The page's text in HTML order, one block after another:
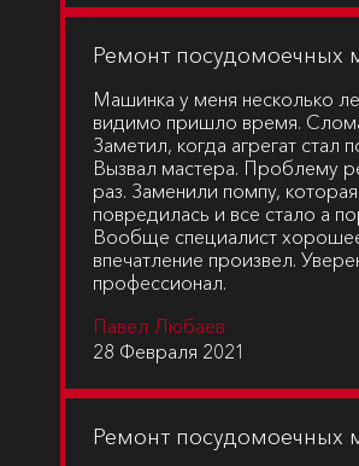
Ремонт посудомоечных
Машинка у меня несколько
видимо пришло время.
Заметил, когда агрегат стал
Вызвал мастера. Проблему
раз. Заменили помпу,
повредилась и все стало а
Вообще специалист
впечатление произвел.
профессионал.
Павел Любаев
28 Февраля 2021
Ремонт посудомоечных